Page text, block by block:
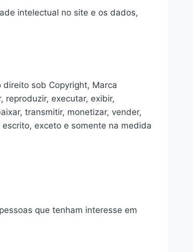
intelectual no site e os dados,
sob Copyright, Marca
reproduzir, executar, exibir,
transmitir, monetizar, vender,
exceto e somente na medida
que tenham interesse em